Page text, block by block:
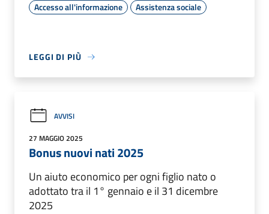
Accesso all'informazione Assistenza sociale
LEGGI DI PIÙ
AVVISI
27 MAGGIO 2025
Bonus nuovi nati 2025
Un aiuto economico per ogni figlio nato o
adottato tra il 1° gennaio e il 31 dicembre
2025